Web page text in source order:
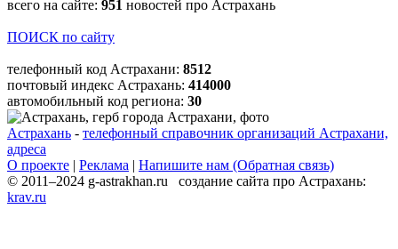
всего на сайте: 951 новостей про Астрахань
ПОИСК по сайту
телефонный код Астрахани: 8512
почтовый индекс Астрахань: 414000
автомобильный код региона: 30
Астрахань - телефонный справочник организаций Астрахани,
адреса
О проекте | Реклама | Напишите нам (Обратная связь)
© 2011–2024 g-astrakhan.ru создание сайта про Астрахань:
krav.ru